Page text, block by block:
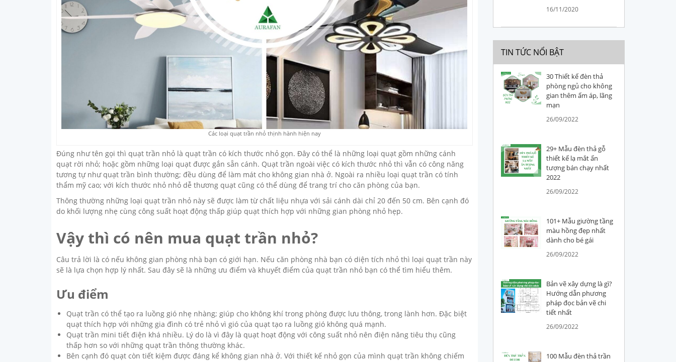
Các loại quạt trần nhỏ thịnh hành hiện nay
Đúng như tên gọi thì quạt trần nhỏ là quạt trần có kích thước nhỏ gọn. Đây có thể là những loại quạt gồm những cánh
quạt rời nhỏ; hoặc gồm những loại quạt được gắn sẵn cánh. Quạt trần ngoài việc có kích thước nhỏ thì vẫn có công năng
tương tự như quạt trần bình thường; đều dùng để làm mát cho không gian nhà ở. Ngoài ra nhiều loại quạt trần có tính
thẩm mỹ cao; với kích thước nhỏ nhỏ dễ thương quạt cũng có thể dùng để trang trí cho căn phòng của bạn.
Thông thường những loại quạt trần nhỏ này sẽ được làm từ chất liệu nhựa với sải cánh dài chỉ 20 đến 50 cm. Bên cạnh đó
do khối lượng nhẹ cùng công suất hoạt động thấp giúp quạt thích hợp với những gian phòng nhỏ hẹp.
Vậy thì có nên mua quạt trần nhỏ?
Câu trả lời là có nếu không gian phòng nhà bạn có giới hạn. Nếu căn phòng nhà bạn có diện tích nhỏ thì loại quạt trần này
sẽ là lựa chọn hợp lý nhất. Sau đây sẽ là những ưu điểm và khuyết điểm của quạt trần nhỏ bạn có thể tìm hiểu thêm.
Ưu điểm
Quạt trần có thể tạo ra luồng gió nhẹ nhàng; giúp cho không khí trong phòng được lưu thông, trong lành hơn. Đặc biệt
quạt thích hợp với những gia đình có trẻ nhỏ vì gió của quạt tạo ra luồng gió không quá mạnh.
Quạt trần mini tiết điện khá nhiều. Lý do là vì đây là quạt hoạt động với công suất nhỏ nên điện năng tiêu thụ cũng
thấp hơn so với những quạt trần thông thường khác.
Bên cạnh đó quạt còn tiết kiệm được đáng kể không gian nhà ở. Với thiết kế nhỏ gọn của mình quạt trần không chiếm
16/11/2020
TIN TỨC NỔI BẬT
30 Thiết kế đèn thả
phòng ngủ cho không
gian thêm ấm áp, lãng
mạn
26/09/2022
29+ Mẫu đèn thả gỗ
thiết kế lạ mắt ấn
tượng bán chạy nhất
2022
26/09/2022
101+ Mẫu giường tầng
màu hồng đẹp nhất
dành cho bé gái
26/09/2022
Bản vẽ xây dựng là gì?
Hướng dẫn phương
pháp đọc bản vẽ chi
tiết nhất
26/09/2022
100 Mẫu đèn thả trần